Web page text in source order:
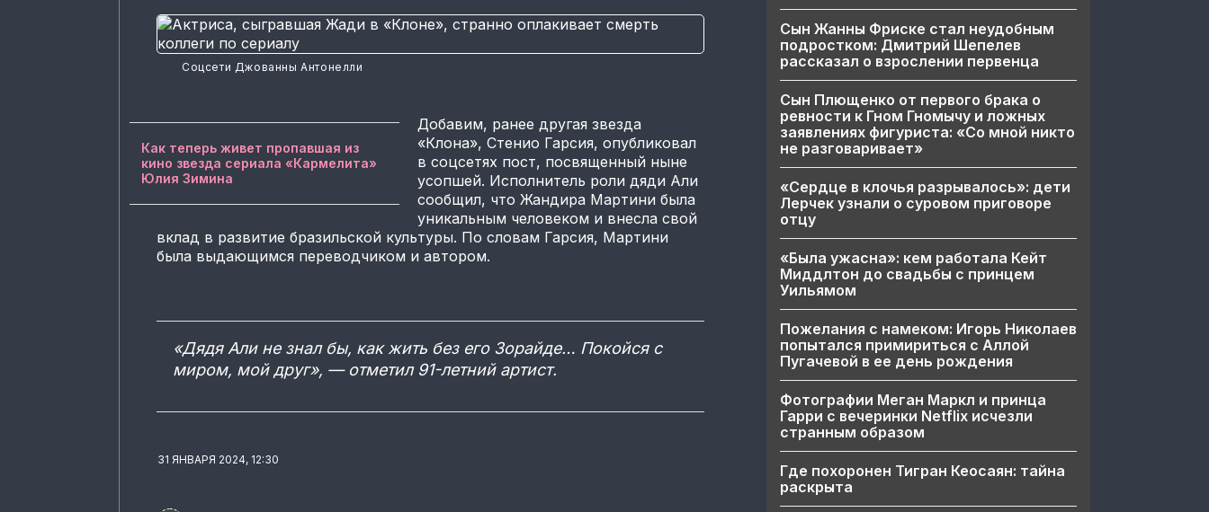
Соцсети Джованны Антонелли
Как теперь живет пропавшая из
кино звезда сериала «Кармелита»
Юлия Зимина
Добавим, ранее другая звезда
«Клона», Стенио Гарсия, опубликовал
в соцсетях пост, посвященный ныне
усопшей. Исполнитель роли дяди Али
сообщил, что Жандира Мартини была
уникальным человеком и внесла свой
вклад в развитие бразильской культуры. По словам Гарсия, Мартини
была выдающимся переводчиком и автором.
«Дядя Али не знал бы, как жить без его Зорайде… Покойся с
миром, мой друг», — отметил 91-летний артист.
31 ЯНВАРЯ 2024, 12:30
Сын Жанны Фриске стал неудобным
подростком: Дмитрий Шепелев
рассказал о взрослении первенца
Сын Плющенко от первого брака о
ревности к Гном Гномычу и ложных
заявлениях фигуриста: «Со мной никто
не разговаривает»
«Сердце в клочья разрывалось»: дети
Лерчек узнали о суровом приговоре
отцу
«Была ужасна»: кем работала Кейт
Миддлтон до свадьбы с принцем
Уильямом
Пожелания с намеком: Игорь Николаев
попытался примириться с Аллой
Пугачевой в ее день рождения
Фотографии Меган Маркл и принца
Гарри с вечеринки Netflix исчезли
странным образом
Где похоронен Тигран Кеосаян: тайна
раскрыта